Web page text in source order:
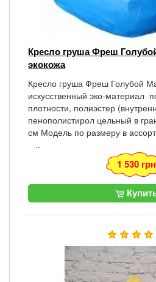
Кресло груша Фреш
экокожа
Кресло груша Фреш Голубой
искусственный эко-материал
плотности, полиэстер
пенополистирол цельный в
см Модель по размеру в
..
1 530 грн